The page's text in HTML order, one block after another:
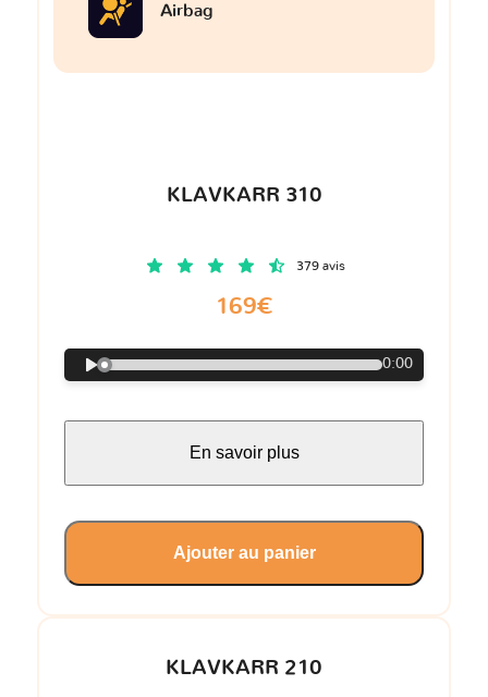
KLAVKARR 210
Airbag
KLAVKARR 310
379 avis
169€
0:00
En savoir plus
Ajouter au panier